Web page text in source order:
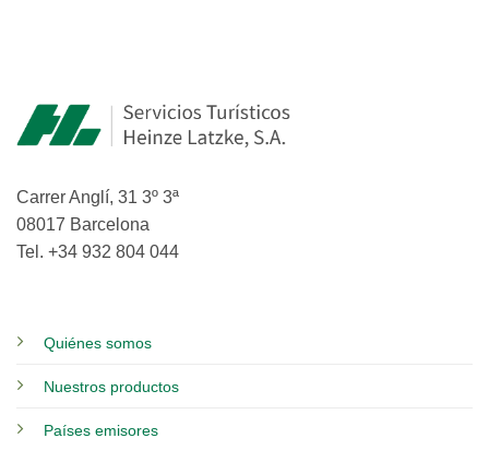
Carrer Anglí, 31 3º 3ª
08017 Barcelona
Tel. +34 932 804 044
Quiénes somos
Nuestros productos
Países emisores